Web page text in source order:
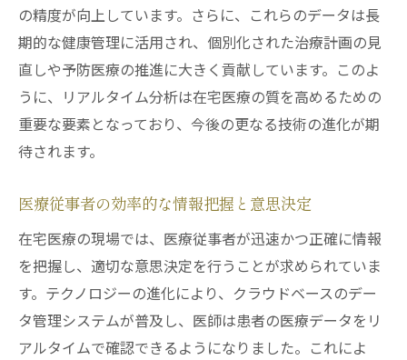
の精度が向上しています。さらに、これらのデータは長
期的な健康管理に活用され、個別化された治療計画の見
直しや予防医療の推進に大きく貢献しています。このよ
うに、リアルタイム分析は在宅医療の質を高めるための
重要な要素となっており、今後の更なる技術の進化が期
待されます。
医療従事者の効率的な情報把握と意思決定
在宅医療の現場では、医療従事者が迅速かつ正確に情報
を把握し、適切な意思決定を行うことが求められていま
す。テクノロジーの進化により、クラウドベースのデー
タ管理システムが普及し、医師は患者の医療データをリ
アルタイムで確認できるようになりました。これによ